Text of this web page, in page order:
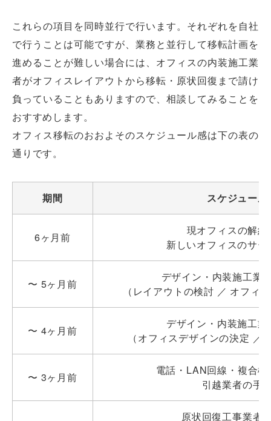
これらの項目を同時並行で行います。それぞれを自社
で行うことは可能ですが、業務と並行して移転計画を
進めることが難しい場合には、オフィスの内装施工業
者がオフィスレイアウトから移転・原状回復まで請け
負っていることもありますので、相談してみることを
おすすめします。
オフィス移転のおおよそのスケジュール感は下の表の
通りです。
期間 スケジュール
6ヶ月前
現オフィスの解約
新しいオフィスのサ
〜 5ヶ月前
デザイン・内装施工業
（レイアウトの検討 ／ オフィ
〜 4ヶ月前
デザイン・内装施工
（オフィスデザインの決定 ／
〜 3ヶ月前
電話・LAN回線・複合
引越業者の手
原状回復工事業者